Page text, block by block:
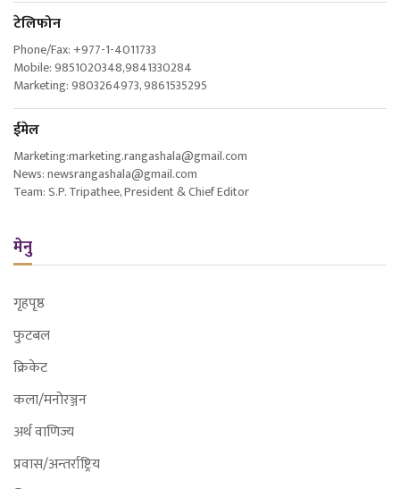
टेलिफोन
Phone/Fax: +977-1-4011733
Mobile: 9851020348,9841330284
Marketing: 9803264973, 9861535295
ईमेल
Marketing:marketing.rangashala@gmail.com
News: newsrangashala@gmail.com
Team: S.P. Tripathee, President & Chief Editor
मेनु
गृहपृष्ठ
फुटबल
क्रिकेट
कला/मनोरञ्जन
अर्थ वाणिज्य
प्रवास/अन्तर्राष्ट्रिय